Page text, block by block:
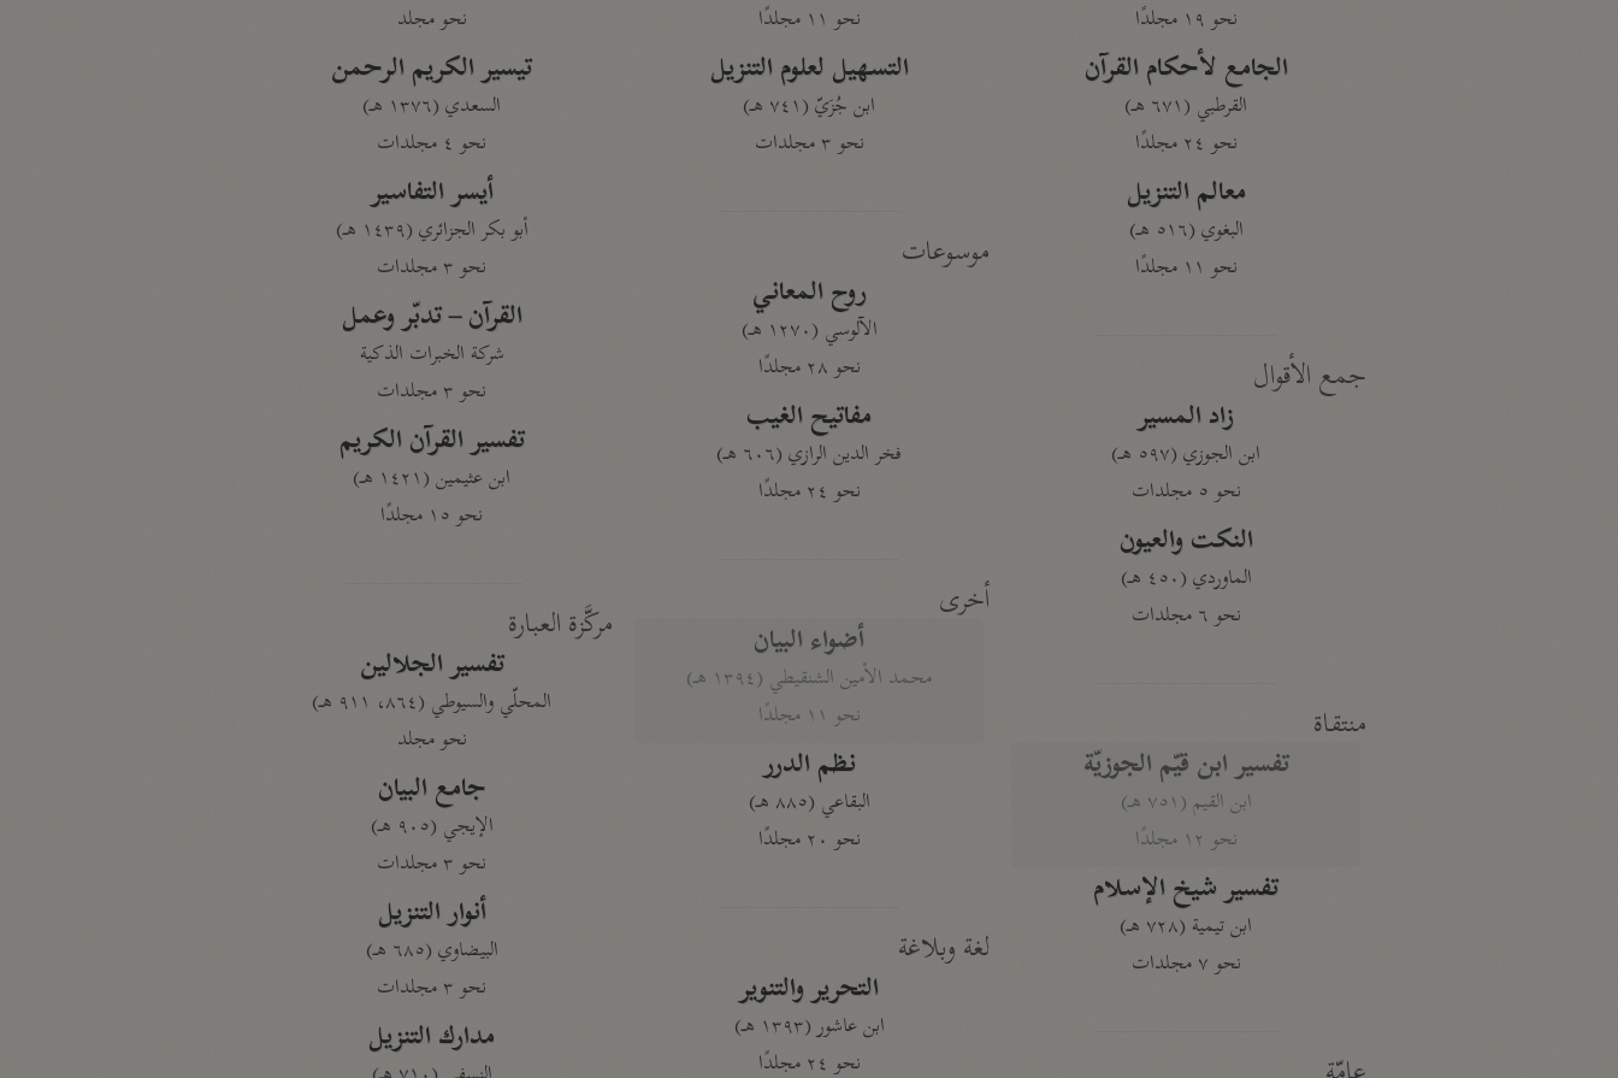
نحو ١٩ مجلدًا
الجامع لأحكام القرآن
القرطبي (٦٧١ هـ)
نحو ٢٤ مجلدًا
معالم التنزيل
البغوي (٥١٦ هـ)
نحو ١١ مجلدًا
جمع الأقوال
زاد المسير
ابن الجوزي (٥٩٧ هـ)
نحو ٥ مجلدات
النكت والعيون
الماوردي (٤٥٠ هـ)
نحو ٦ مجلدات
منتقاة
تفسير ابن قيّم الجوزيّة
ابن القيم (٧٥١ هـ)
نحو ١٢ مجلدًا
تفسير شيخ الإسلام
ابن تيمية (٧٢٨ هـ)
نحو ٧ مجلدات
نحو ١١ مجلدًا
التسهيل لعلوم التنزيل
ابن جُزَيّ (٧٤١ هـ)
نحو ٣ مجلدات
موسوعات
روح المعاني
الآلوسي (١٢٧٠ هـ)
نحو ٢٨ مجلدًا
مفاتيح الغيب
فخر الدين الرازي (٦٠٦ هـ)
نحو ٢٤ مجلدًا
أخرى
أضواء البيان
محمد الأمين الشنقيطي (١٣٩٤ هـ)
نحو ١١ مجلدًا
نظم الدرر
البقاعي (٨٨٥ هـ)
نحو ٢٠ مجلدًا
لغة وبلاغة
التحرير والتنوير
ابن عاشور (١٣٩٣ هـ)
نحو ٢٤ مجلدًا
نحو مجلد
تيسير الكريم الرحمن
السعدي (١٣٧٦ هـ)
نحو ٤ مجلدات
أيسر التفاسير
أبو بكر الجزائري (١٤٣٩ هـ)
نحو ٣ مجلدات
القرآن – تدبّر وعمل
شركة الخبرات الذكية
نحو ٣ مجلدات
تفسير القرآن الكريم
ابن عثيمين (١٤٢١ هـ)
نحو ١٥ مجلدًا
مركَّزة العبارة
تفسير الجلالين
المحلّي والسيوطي (٨٦٤، ٩١١ هـ)
نحو مجلد
جامع البيان
الإيجي (٩٠٥ هـ)
نحو ٣ مجلدات
أنوار التنزيل
البيضاوي (٦٨٥ هـ)
نحو ٣ مجلدات
مدارك التنزيل